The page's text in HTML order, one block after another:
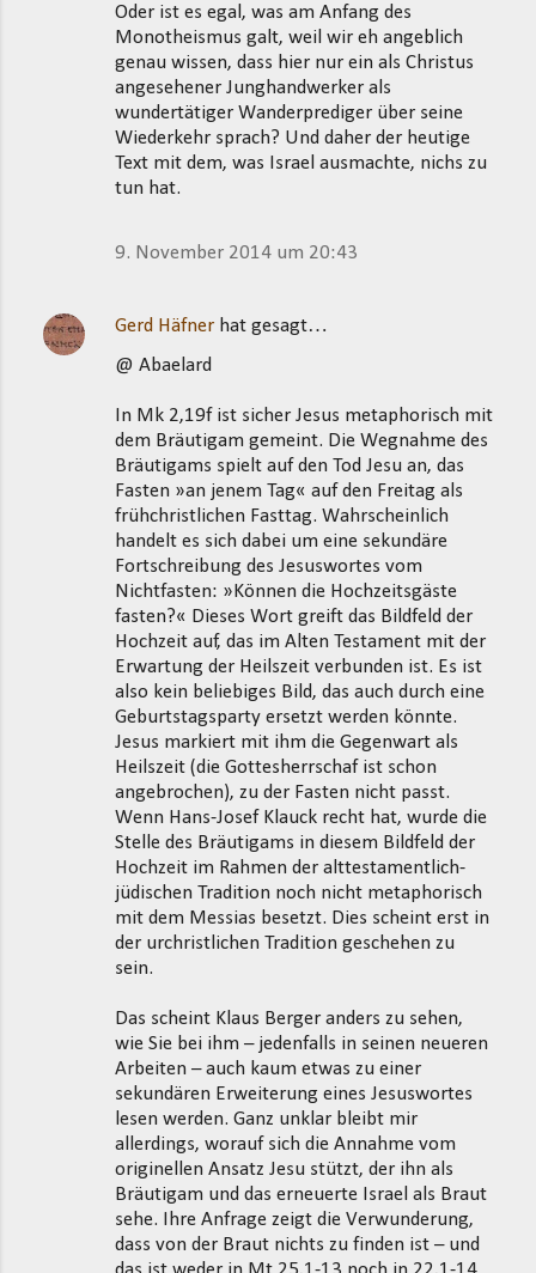
Oder ist es egal, was am Anfang des
Monotheismus galt, weil wir eh angeblich
genau wissen, dass hier nur ein als Christus
angesehener Junghandwerker als
wundertätiger Wanderprediger über seine
Wiederkehr sprach? Und daher der heutige
Text mit dem, was Israel ausmachte, nichs zu
tun hat.
9. November 2014 um 20:43
Gerd Häfner hat gesagt…
@ Abaelard
In Mk 2,19f ist sicher Jesus metaphorisch mit
dem Bräutigam gemeint. Die Wegnahme des
Bräutigams spielt auf den Tod Jesu an, das
Fasten »an jenem Tag« auf den Freitag als
frühchristlichen Fasttag. Wahrscheinlich
handelt es sich dabei um eine sekundäre
Fortschreibung des Jesuswortes vom
Nichtfasten: »Können die Hochzeitsgäste
fasten?« Dieses Wort greift das Bildfeld der
Hochzeit auf, das im Alten Testament mit der
Erwartung der Heilszeit verbunden ist. Es ist
also kein beliebiges Bild, das auch durch eine
Geburtstagsparty ersetzt werden könnte.
Jesus markiert mit ihm die Gegenwart als
Heilszeit (die Gottesherrschaf ist schon
angebrochen), zu der Fasten nicht passt.
Wenn Hans-Josef Klauck recht hat, wurde die
Stelle des Bräutigams in diesem Bildfeld der
Hochzeit im Rahmen der alttestamentlich-
jüdischen Tradition noch nicht metaphorisch
mit dem Messias besetzt. Dies scheint erst in
der urchristlichen Tradition geschehen zu
sein.
Das scheint Klaus Berger anders zu sehen,
wie Sie bei ihm – jedenfalls in seinen neueren
Arbeiten – auch kaum etwas zu einer
sekundären Erweiterung eines Jesuswortes
lesen werden. Ganz unklar bleibt mir
allerdings, worauf sich die Annahme vom
originellen Ansatz Jesu stützt, der ihn als
Bräutigam und das erneuerte Israel als Braut
sehe. Ihre Anfrage zeigt die Verwunderung,
dass von der Braut nichts zu finden ist – und